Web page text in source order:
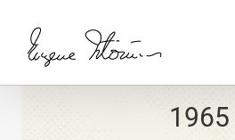
content
1965